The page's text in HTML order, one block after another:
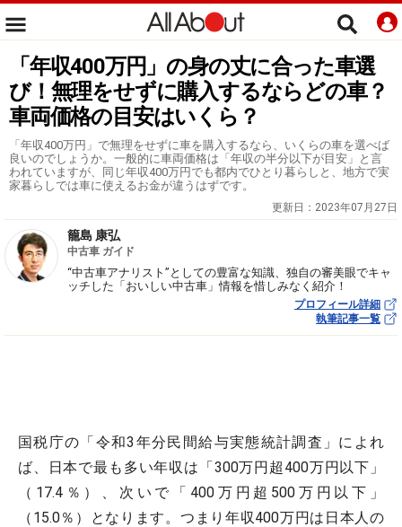
「年収400万円」の身の丈に合った車選
び！無理をせずに購入するならどの車？
車両価格の目安はいくら？
「年収400万円」で無理をせずに車を購入するなら、いくらの車を選べば
良いのでしょうか。一般的に車両価格は「年収の半分以下が目安」と言
われていますが、同じ年収400万円でも都内でひとり暮らしと、地方で実
家暮らしでは車に使えるお金が違うはずです。
更新日： 2023年07月27日
籠島 康弘
中古車 ガイド
“中古車アナリスト”としての豊富な知識、独自の審美眼でキャ
ッチした「おいしい中古車」情報を惜しみなく紹介！
プロフィール詳細
執筆記事一覧
国税庁の「令和3年分民間給与実態統計調査」によれ
ば、日本で最も多い年収は「300万円超400万円以下」
（17.4％）、次いで「400万円超500万円以下」
（15.0％）となります。つまり年収400万円は日本人の